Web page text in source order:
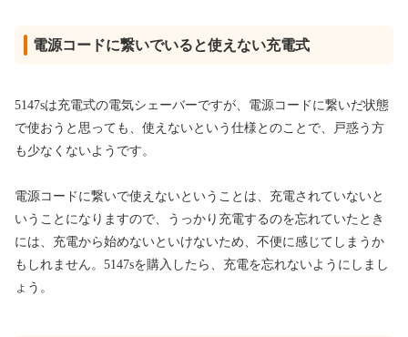
電源コードに繋いでいると使えない充電式
5147sは充電式の電気シェーバーですが、電源コードに繋いだ状態
で使おうと思っても、使えないという仕様とのことで、戸惑う方
も少なくないようです。
電源コードに繋いで使えないということは、充電されていないと
いうことになりますので、うっかり充電するのを忘れていたとき
には、充電から始めないといけないため、不便に感じてしまうか
もしれません。5147sを購入したら、充電を忘れないようにしまし
ょう。